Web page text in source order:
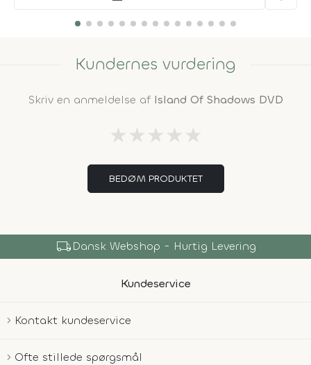
Kundernes vurdering
Skriv en anmeldelse af Island Of Shadows DVD
★ ★ ★ ★ ★
BEDØM PRODUKTET
local_shippingDansk Webshop - Hurtig Levering
Kundeservice
Kontakt kundeservice
Ofte stillede spørgsmål